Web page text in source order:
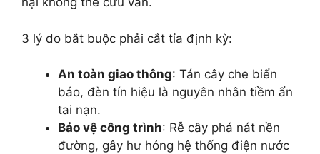
3 lý do bắt buộc phải cắt tỉa định kỳ:
An toàn giao thông: Tán cây che biển
báo, đèn tín hiệu là nguyên nhân tiềm ẩn
tai nạn.
Bảo vệ công trình: Rễ cây phá nát nền
đường, gây hư hỏng hệ thống điện nước